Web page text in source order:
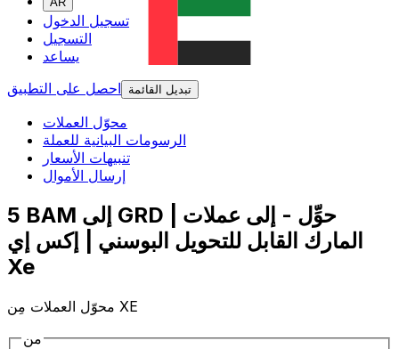
تسجيل الدخول
التسجيل
يساعد
احصل على التطبيق
تبديل القائمة
محوّل العملات
الرسومات البيانية للعملة
تنبيهات الأسعار
إرسال الأموال
5 BAM إلى GRD | حوِّل - إلى عملات
المارك القابل للتحويل البوسني | إكس إي
Xe
محوّل العملات مِن XE
من